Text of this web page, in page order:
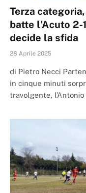
Terza
batte l’Acuto
decide la sfida
28 Aprile 2025
di Pietro Necci
in cinque minuti
travolgente,